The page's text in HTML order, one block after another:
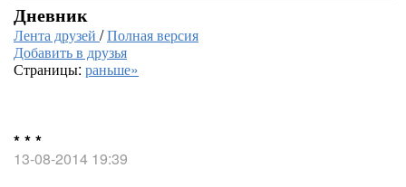
Дневник
Лента друзей /Полная версия
Добавить в друзья
Страницы: раньше»
* * *
13-08-2014 19:39